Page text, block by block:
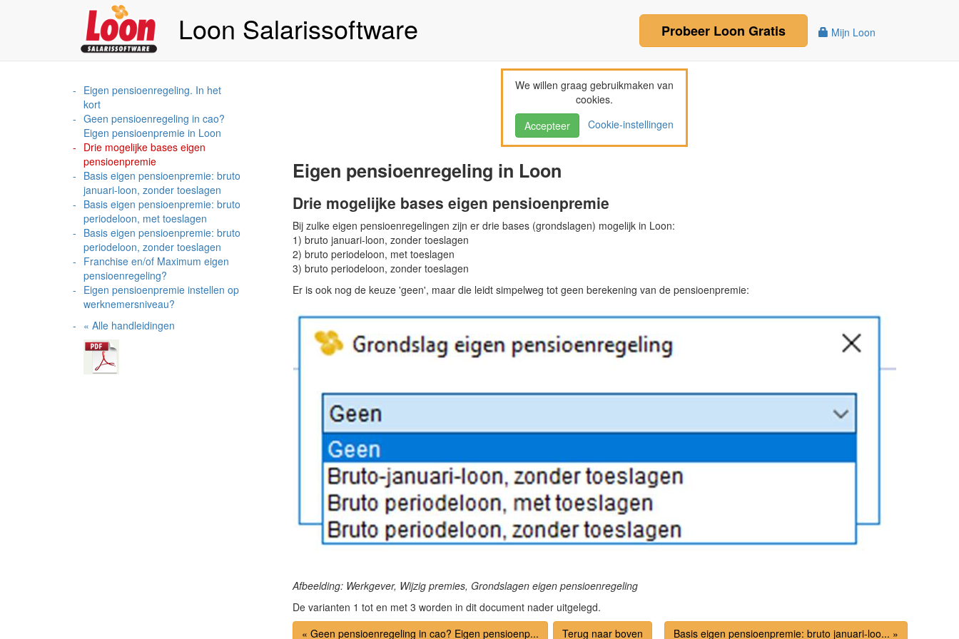
Loon Salarissoftware Mijn Loon
Probeer Loon Gratis
Eigen pensioenregeling. In het
kort
Geen pensioenregeling in cao?
Eigen pensioenpremie in Loon
Drie mogelijke bases eigen
pensioenpremie
Basis eigen pensioenpremie: bruto
januari-loon, zonder toeslagen
Basis eigen pensioenpremie: bruto
periodeloon, met toeslagen
Basis eigen pensioenpremie: bruto
periodeloon, zonder toeslagen
Franchise en/of Maximum eigen
pensioenregeling?
Eigen pensioenpremie instellen op
werknemersniveau?
« Alle handleidingen
We willen graag gebruikmaken van
cookies.
Accepteer
Cookie-instellingen
Eigen pensioenregeling in Loon
Drie mogelijke bases eigen pensioenpremie
Bij zulke eigen pensioenregelingen zijn er drie bases (grondslagen) mogelijk in Loon:
1) bruto januari-loon, zonder toeslagen
2) bruto periodeloon, met toeslagen
3) bruto periodeloon, zonder toeslagen
Er is ook nog de keuze 'geen', maar die leidt simpelweg tot geen berekening van de pensioenpremie:
Afbeelding: Werkgever, Wijzig premies, Grondslagen eigen pensioenregeling
De varianten 1 tot en met 3 worden in dit document nader uitgelegd.
« Geen pensioenregeling in cao? Eigen pensioenp...
Terug naar boven Basis eigen pensioenpremie: bruto januari-loo... »